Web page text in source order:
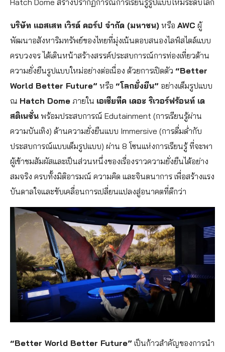
บริษัท แอสเสท เวิรด์ คอร์ป จำกัด (มหาชน) หรือ AWC ผู้
พัฒนาอสังหาริมทรัพย์ของไทยที่มุ่งเน้นตอบสนองไลฟ์สไตล์แบบ
ครบวงจร ได้เดินหน้าสร้างสรรค์ประสบการณ์การท่องเที่ยวด้าน
ความยั่งยืนรูปแบบใหม่อย่างต่อเนื่อง ด้วยการเปิดตัว “Better
World Better Future” หรือ “โลกยั่งยืน” อย่างเต็มรูปแบบ
ณ Hatch Dome ภายใน เอเชียทีค เดอะ ริเวอร์ฟร้อนท์ เด
สติเนชั่น พร้อมประสบการณ์ Edutainment (การเรียนรู้ผ่าน
ความบันเทิง) ด้านความยั่งยืนแบบ Immersive (การดื่มด่ำกับ
ประสบการณ์แบบเต็มรูปแบบ) ผ่าน 8 โซนแห่งการเรียนรู้ ที่จะพา
ผู้เข้าชมสัมผัสและเป็นส่วนหนึ่งของเรื่องราวความยั่งยืนได้อย่าง
สมจริง ครบทั้งมิติอารมณ์ ความคิด และจินตนาการ เพื่อสร้างแรง
บันดาลใจและขับเคลื่อนการเปลี่ยนแปลงสู่อนาคตที่ดีกว่า
“Better World Better Future” เป็นก้าวสำคัญของการนำ